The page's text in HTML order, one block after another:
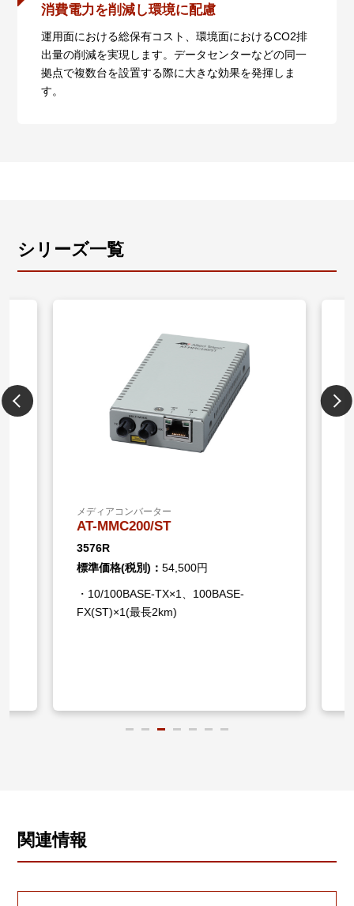
また、ハードウェアリビジョンRev.Gより前のAT-
MMC2000/SPでは、光ポートが100Mbpsでリンク時
は、本ポートは10/100Mbpsでオートネゴシエーショ
ンを行います。
消費電力を削減し環境に配慮
運用面における総保有コスト、環境面におけるCO2排
出量の削減を実現します。データセンターなどの同一
拠点で複数台を設置する際に大きな効果を発揮しま
す。
シリーズ一覧
メディアコンバーター
AT-MMC200/ST
3576R
標準価格(税別)：54,500円
・10/100BASE-TX×1、100BASE-
FX(ST)×1(最長2km)
関連情報